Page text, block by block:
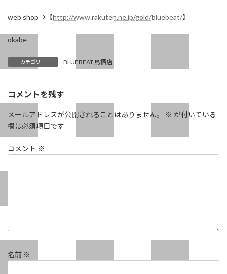
web shop⇒【http://www.rakuten.ne.jp/gold/bluebeat/】
okabe
カテゴリー BLUEBEAT 鳥栖店
コメントを残す
メールアドレスが公開されることはありません。※が付いている
欄は必須項目です
コメント※
名前※